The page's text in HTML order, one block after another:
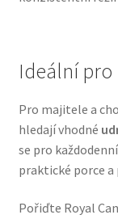
Wolf of
Ideální pro
Pro majitele a
hledají vhodné
se pro
praktické porce a
Pořiďte Royal